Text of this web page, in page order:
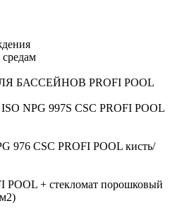
БАССЕЙНОВ PROFI POOL
NPG 997S CSC PROFI POOL
976 CSC PROFI POOL кисть/
POOL + стекломат порошковый